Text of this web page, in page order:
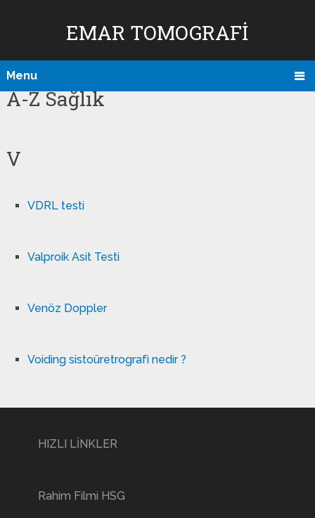
EMAR TOMOGRAFI
Menu
A-Z Sağlık
V
VDRL testi
Valproik Asit Testi
Venöz Doppler
Voiding sistoüretrografi nedir ?
HIZLI LİNKLER
Rahim Filmi HSG